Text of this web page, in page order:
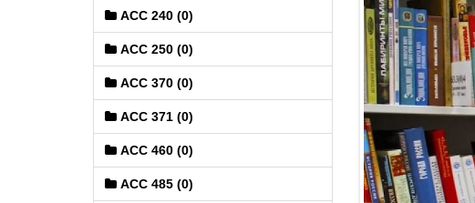
ACC 240 (0)
ACC 250 (0)
ACC 370 (0)
ACC 371 (0)
ACC 460 (0)
ACC 485 (0)